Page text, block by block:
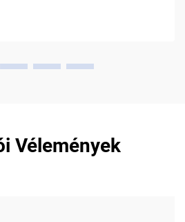
papír ebédesdoboz gépek
Vélemények